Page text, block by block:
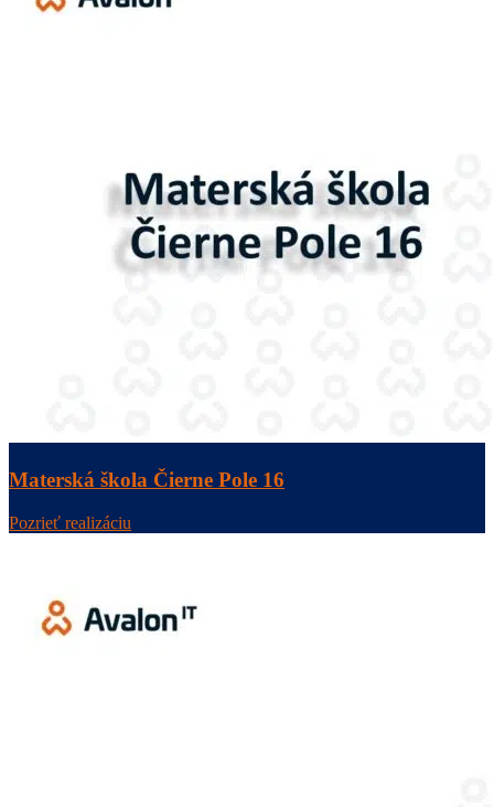
Materská škola Čierne Pole 16
Pozrieť realizáciu